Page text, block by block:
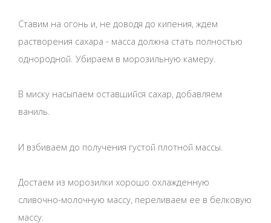
Ставим на огонь и, не доводя до кипения, ждем
растворения сахара - масса должна стать полностью
однородной. Убираем в морозильную камеру.
В миску насыпаем оставшийся сахар, добавляем
ваниль.
И взбиваем до получения густой плотной массы.
Достаем из морозилки хорошо охлажденную
сливочно-молочную массу, переливаем ее в белковую
массу.